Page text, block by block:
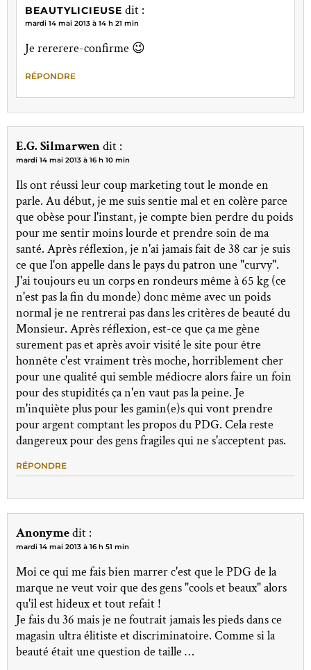
BEAUTYLICIEUSE dit :
mardi 14 mai 2013 à 14 h 21 min
Je rererere-confirme 😉
RÉPONDRE
E.G. Silmarwendit :
mardi 14 mai 2013 à 16 h 10 min
Ils ont réussi leur coup marketing tout le monde en
parle. Au début, je me suis sentie mal et en colère parce
que obèse pour l'instant, je compte bien perdre du poids
pour me sentir moins lourde et prendre soin de ma
santé. Après réflexion, je n'ai jamais fait de 38 car je suis
ce que l'on appelle dans le pays du patron une "curvy".
J'ai toujours eu un corps en rondeurs même à 65 kg (ce
n'est pas la fin du monde) donc même avec un poids
normal je ne rentrerai pas dans les critères de beauté du
Monsieur. Après réflexion, est-ce que ça me gène
surement pas et après avoir visité le site pour être
honnête c'est vraiment très moche, horriblement cher
pour une qualité qui semble médiocre alors faire un foin
pour des stupidités ça n'en vaut pas la peine. Je
m'inquiète plus pour les gamin(e)s qui vont prendre
pour argent comptant les propos du PDG. Cela reste
dangereux pour des gens fragiles qui ne s'acceptent pas.
RÉPONDRE
Anonymedit :
mardi 14 mai 2013 à 16 h 51 min
Moi ce qui me fais bien marrer c'est que le PDG de la
marque ne veut voir que des gens "cools et beaux" alors
qu'il est hideux et tout refait !
Je fais du 36 mais je ne foutrait jamais les pieds dans ce
magasin ultra élitiste et discriminatoire. Comme si la
beauté était une question de taille …